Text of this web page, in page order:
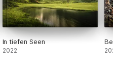
In tiefen Seen
2022